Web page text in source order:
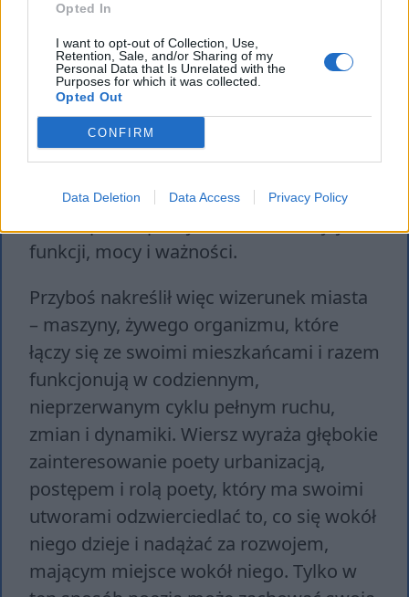
Opted In
I want to opt-out of Collection, Use,
Retention, Sale, and/or Sharing of my
Personal Data that Is Unrelated with the
Purposes for which it was collected.
Opted Out
CONFIRM
Data Deletion Data Access Privacy Policy
swoje dzieła i zastanawiali się nad
rolą we współczesnym im świecie.
Czuli, że potrzebna jest zmiana,
pogłębiona refleksja, by ich poezja mogła
nadążyć za tym, co dzieje się wokół nich,
by była na bieżąco ze zmianami, jakie
nieustannie zachodzą. Wiedzieli, że tylko
funkcji, mocy i ważności.
Przyboś nakreślił więc wizerunek miasta
– maszyny, żywego organizmu, które
łączy się ze swoimi mieszkańcami i razem
funkcjonują w codziennym,
nieprzerwanym cyklu pełnym ruchu,
zmian i dynamiki. Wiersz wyraża głębokie
zainteresowanie poety urbanizacją,
postępem i rolą poety, który ma swoimi
utworami odzwierciedlać to, co się wokół
niego dzieje i nadążać za rozwojem,
mającym miejsce wokół niego. Tylko w